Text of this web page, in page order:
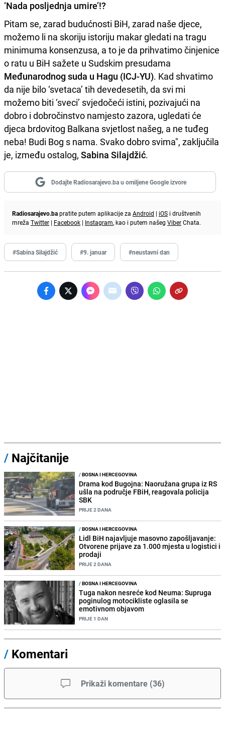
‘Nada posljednja umire’!?
Pitam se, zarad budućnosti BiH, zarad naše djece,
možemo li na skoriju istoriju makar gledati na tragu
minimuma konsenzusa, a to je da prihvatimo činjenice
o ratu u BiH sažete u Sudskim presudama
Međunarodnog suda u Hagu (ICJ-YU). Kad shvatimo
da nije bilo ‘svetaca’ tih devedesetih, da svi mi
možemo biti ‘sveci’ svjedočeći istini, pozivajući na
dobro i dobročinstvo namjesto zazora, ugledati će
djeca brdovitog Balkana svjetlost našeg, a ne tuđeg
neba! Budi Bog s nama. Svako dobro svima", zaključila
je, između ostalog, Sabina Silajdžić.
Dodajte Radiosarajevo.ba u omiljene Google izvore
Radiosarajevo.bapratite putem aplikacije za Android | iOS i društvenih
mreža Twitter | Facebook | Instagram, kao i putem našeg ViberChata.
#Sabina Silajdžić #9. januar #neustavni dan
/ Najčitanije
/BOSNA I HERCEGOVINA
Drama kod Bugojna: Naoružana grupa iz RS
ušla na područje FBiH, reagovala policija
SBK
PRIJE 2 DANA
/BOSNA I HERCEGOVINA
Lidl BiH najavljuje masovno zapošljavanje:
Otvorene prijave za 1.000 mjesta u logistici i
prodaji
PRIJE 2 DANA
/BOSNA I HERCEGOVINA
Tuga nakon nesreće kod Neuma: Supruga
poginulog motocikliste oglasila se
emotivnom objavom
PRIJE 1 DAN
/ Komentari
Prikaži komentare (36)